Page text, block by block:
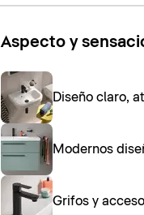
Aspecto y
Diseño claro,
Modernos
Grifos y